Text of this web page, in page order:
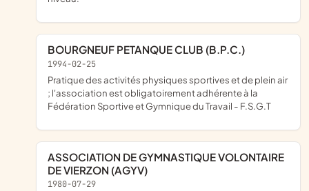
BOURGNEUF PETANQUE CLUB (B.P.C.)
1994-02-25
pratique des activités physiques sportives et de plein air
; l'association est obligatoirement adhérente à la
Fédération Sportive et Gymnique du Travail - F.S.G.T
ASSOCIATION DE GYMNASTIQUE VOLONTAIRE
DE VIERZON (AGYV)
1980-07-29